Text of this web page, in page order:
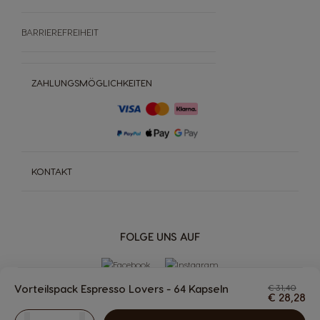
FOLGE UNS AUF
ZAHLUNGSMÖGLICHKEITEN
KONTAKT
BARRIEREFREIHEIT
Vorteilspack Espresso Lovers - 64 Kapseln € 31,40
€ 28,28